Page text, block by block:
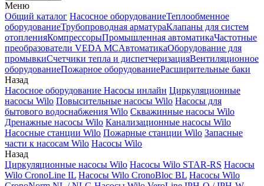
Меню
Общий каталог Насосное оборудованиеТеплообменное
оборудованиеТрубопроводная арматураКлапаны для систем
отопленияКомпрессорыПромышленная автоматикаЧастотные
преобразователи VEDA MCАвтоматикаОборудование для
промывкиСчетчики тепла и диспетчеризацияВентиляционное
оборудованиеПожарное оборудованиеРасширительные баки
Назад
Насосное оборудование Насосы инлайн Циркуляционные
насосы Wilo Повысительные насосы Wilo Насосы для
бытового водоснабжения Wilo Скважинные насосы Wilo
Дренажные насосы Wilo Канализационные насосы Wilo
Насосные станции Wilo Пожарные станции Wilo Запасные
части к насосам Wilo Насосы Wilo
Назад
Циркуляционные насосы Wilo Насосы Wilo STAR-RS Насосы
Wilo CronoLine IL Насосы Wilo CronoBloc BL Насосы Wilo